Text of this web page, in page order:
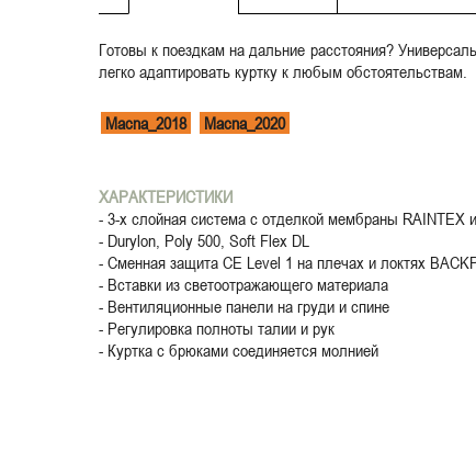
Готовы к поездкам на дальние расстояния?
легко адаптировать куртку к любым обстоятельствам.
Macna_2018 Macna_2020
ХАРАКТЕРИСТИКИ
- 3-х слойная система с отделкой мембраны RAINTEX
- Durylon, Poly 500, Soft Flex DL
- Сменная защита CE Level 1 на плечах и локтях
- Вставки из светоотражающего материала
- Вентиляционные панели на груди и спине
- Регулировка полноты талии и рук
- Куртка с брюками соединяется молнией